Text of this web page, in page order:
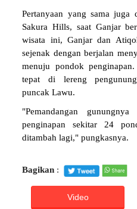
Pertanyaan yang sama juga
Sakura Hills, saat Ganjar
wisata ini, Ganjar dan
sejenak dengan berjalan
menuju pondok
tepat di lereng
puncak Lawu.
"Pemandangan
penginapan sekitar 24
ditambah lagi," pungkasnya.
Bagikan :
Video